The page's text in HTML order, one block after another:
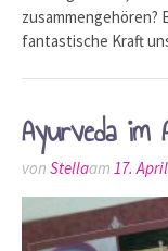
zusammengehören?
fantastische Kraft
Ayurveda im
von Stellaam 17.